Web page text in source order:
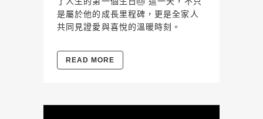
是屬於他的成長里程碑，更是全家人
共同見證愛與喜悅的溫暖時刻。
READ MORE